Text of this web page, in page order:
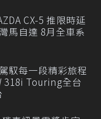
CX-5 推限時延
馬自達 8月全車系
馭每一段精彩旅程
318i Touring全台